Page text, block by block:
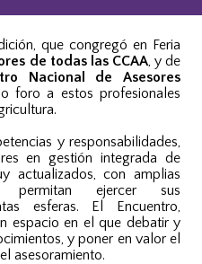
que congregó en Feria
de todas las CCAA, y de
Nacional de Asesores
foro a estos profesionales
y responsabilidades,
en gestión integrada de
actualizados, con amplias
permitan ejercer sus
esferas. El Encuentro,
espacio en el que debatir y
y poner en valor el
asesoramiento.